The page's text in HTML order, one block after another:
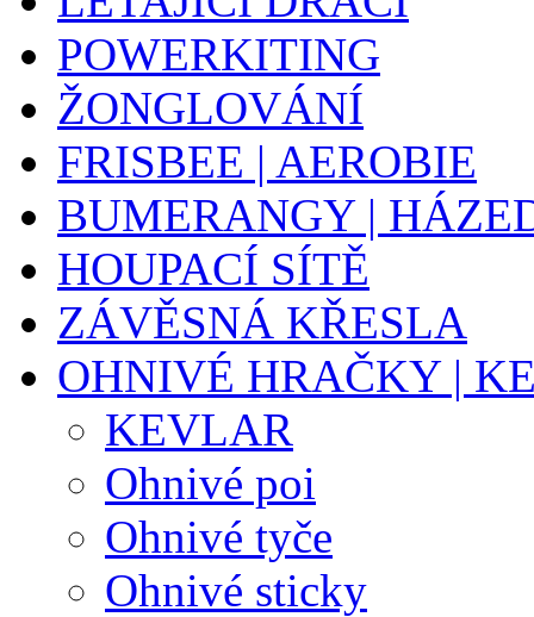
POWERKITING
ŽONGLOVÁNÍ
FRISBEE | AEROBIE
BUMERANGY |
HOUPACÍ SÍTĚ
ZÁVĚSNÁ KŘESLA
OHNIVÉ HRAČKY |
KEVLAR
Ohnivé poi
Ohnivé tyče
Ohnivé sticky